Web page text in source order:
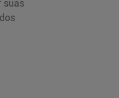
suas